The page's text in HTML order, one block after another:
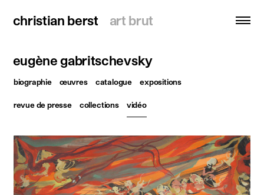
christian berst art brut
christian berst art brut
recherche
accueil
expositions
actualités
publications
eugène gabritschevsky
biographie œuvres catalogue expositions
revue de presse collections vidéo